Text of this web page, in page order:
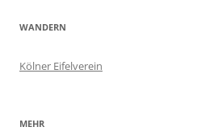
WANDERN
Kölner Eifelverein
MEHR